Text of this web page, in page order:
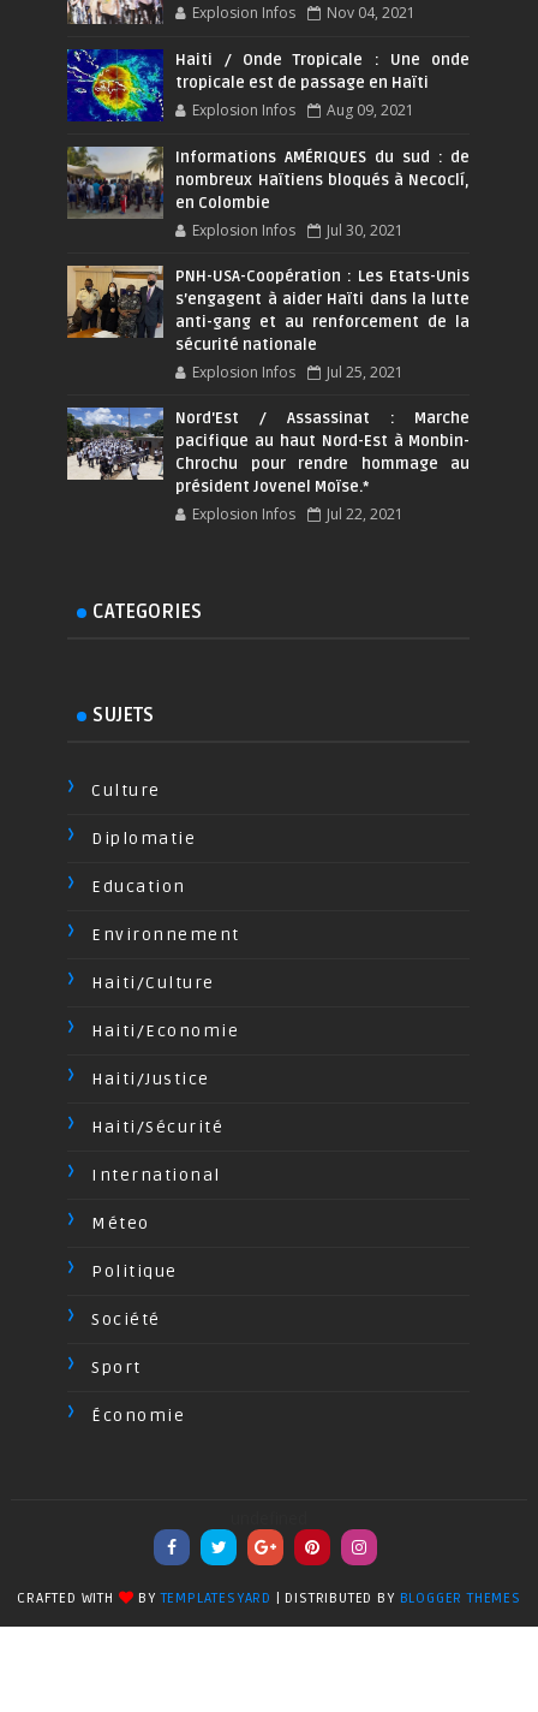
Explosion Infos Nov 04, 2021
Haiti / Onde Tropicale : Une onde
tropicale est de passage en Haïti
Explosion Infos Aug 09, 2021
Informations AMÉRIQUES du sud : de
nombreux Haïtiens bloqués à Necoclí,
en Colombie
Explosion Infos Jul 30, 2021
PNH-USA-Coopération : Les Etats-Unis
s’engagent à aider Haïti dans la lutte
anti-gang et au renforcement de la
sécurité nationale
Explosion Infos Jul 25, 2021
Nord'Est / Assassinat : Marche
pacifique au haut Nord-Est à Monbin-
Chrochu pour rendre hommage au
président Jovenel Moïse.*
Explosion Infos Jul 22, 2021
CATEGORIES
SUJETS
Culture
Diplomatie
Education
Environnement
Haiti/Culture
Haiti/Economie
Haiti/Justice
Haiti/Sécurité
International
Méteo
Politique
Société
Sport
Économie
CRAFTED WITH BYTEMPLATESYARD | DISTRIBUTED BY BLOGGER THEMES